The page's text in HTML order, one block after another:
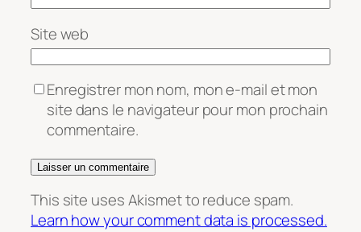
Site web
Enregistrer mon nom, mon e-mail et mon
site dans le navigateur pour mon prochain
commentaire.
This site uses Akismet to reduce spam.
Learn how your comment data is processed.